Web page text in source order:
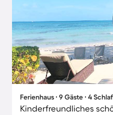
Ferienhaus ∙ 9 Gäste ∙ 4